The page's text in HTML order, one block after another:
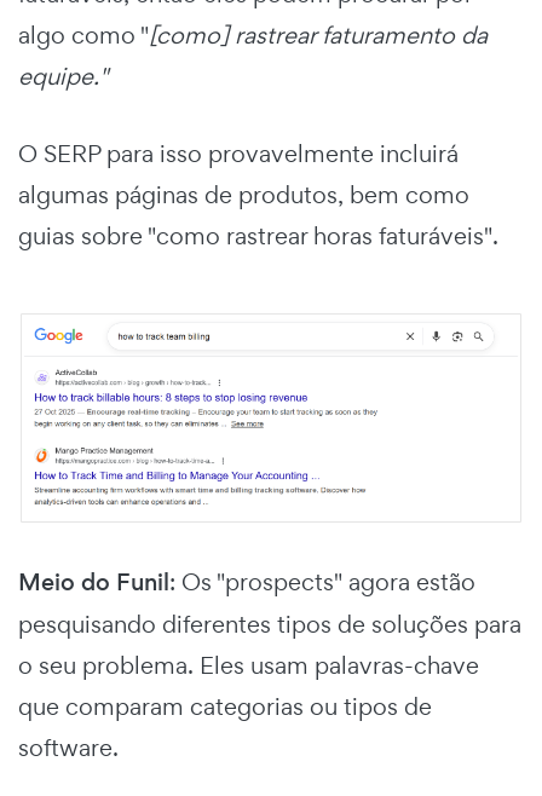
algo como "[como] rastrear faturamento da
equipe."
O SERP para isso provavelmente incluirá
algumas páginas de produtos, bem como
guias sobre "como rastrear horas faturáveis".
Meio do Funil: Os "prospects" agora estão
pesquisando diferentes tipos de soluções para
o seu problema. Eles usam palavras-chave
que comparam categorias ou tipos de
software.